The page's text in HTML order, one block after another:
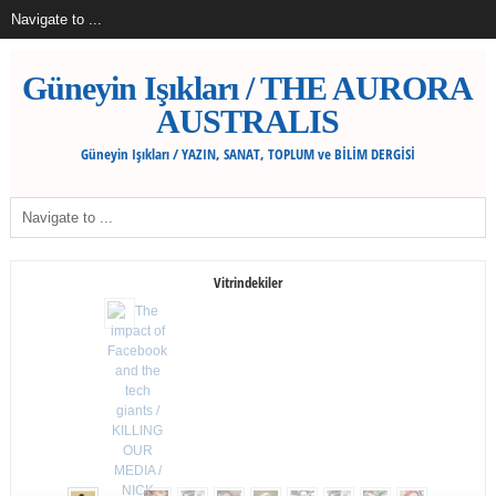
Güneyin Işıkları / THE AURORA
AUSTRALIS
Güneyin Işıkları / YAZIN, SANAT, TOPLUM ve BİLİM DERGİSİ
Vitrindekiler